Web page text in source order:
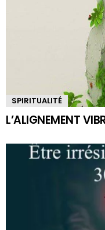
SPIRITUALITÉ
L’ALIGNEMENT